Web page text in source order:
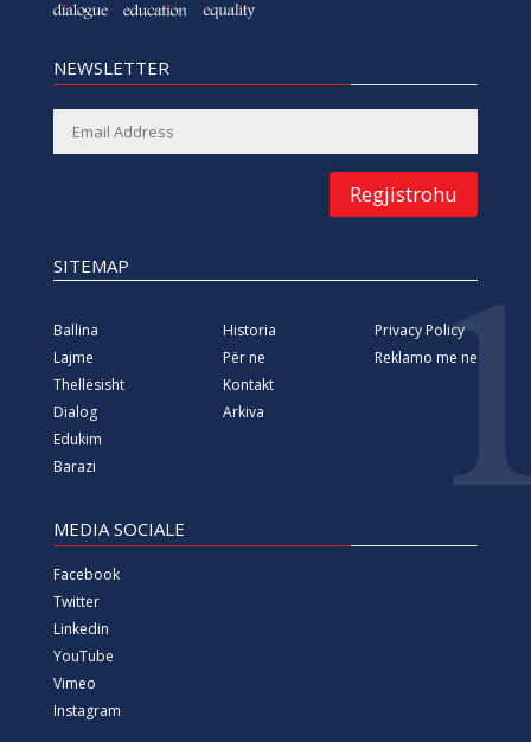
NEWSLETTER
Regjistrohu
SITEMAP
Ballina
Lajme
Thellësisht
Dialog
Edukim
Barazi
Historia
Për ne
Kontakt
Arkiva
Privacy Policy
Reklamo me ne
MEDIA SOCIALE
Facebook
Twitter
Linkedin
YouTube
Vimeo
Instagram